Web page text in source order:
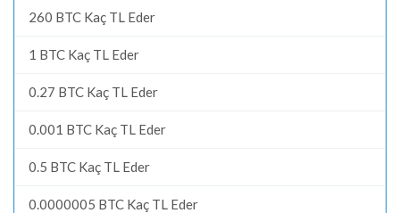
260 BTC Kaç TL Eder
1 BTC Kaç TL Eder
0.27 BTC Kaç TL Eder
0.001 BTC Kaç TL Eder
0.5 BTC Kaç TL Eder
0.0000005 BTC Kaç TL Eder